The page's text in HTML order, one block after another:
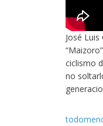
José
ciclismo
no